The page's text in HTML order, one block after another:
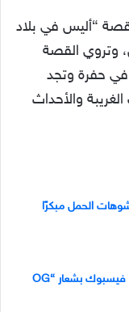
“أليس في بلاد
وتروي القصة
حفرة وتجد
والأحداث
الحمل مبكرًا
تبويب الأصدقاء الجديد على فيسبوك بشعار “OG